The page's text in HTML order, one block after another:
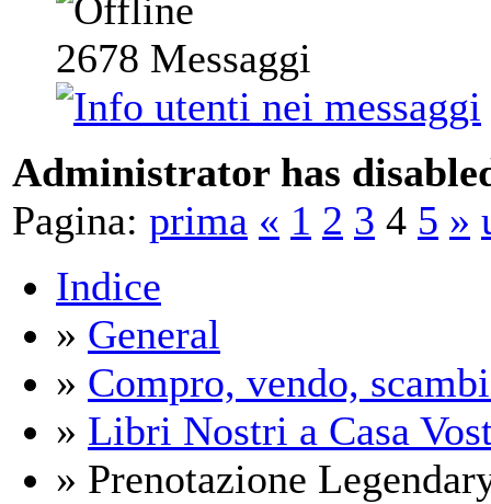
2678 Messaggi
Administrator has
Pagina: prima « 1 2 3 4 5 »
Indice
» General
» Compro, vendo,
» Libri Nostri a Casa
» Prenotazione